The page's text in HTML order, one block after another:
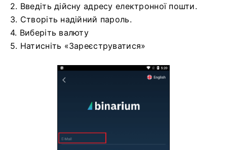
2. Введіть дійсну адресу електронної пошти.
3. Створіть надійний пароль.
4. Виберіть валюту
5. Натисніть «Зареєструватися»